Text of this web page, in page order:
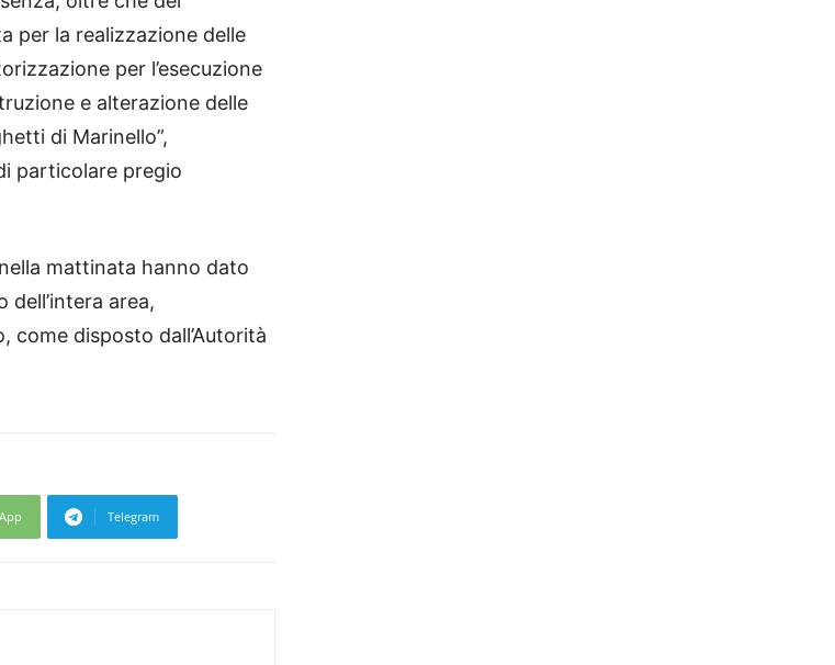
per la realizzazione delle
per l’esecuzione
e alterazione delle
di Marinello”,
particolare pregio
mattinata hanno dato
area,
come disposto dall’Autorità
Telegram